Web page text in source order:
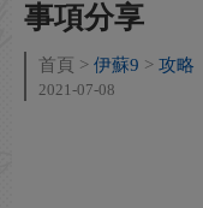
事項分享
首頁 伊蘇9 攻略
2021-07-08